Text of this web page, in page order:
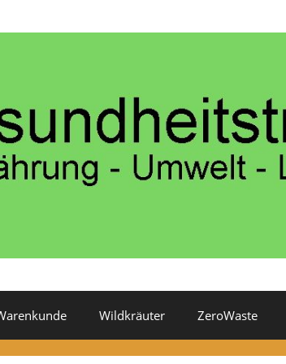
Wildkräuter ZeroWaste